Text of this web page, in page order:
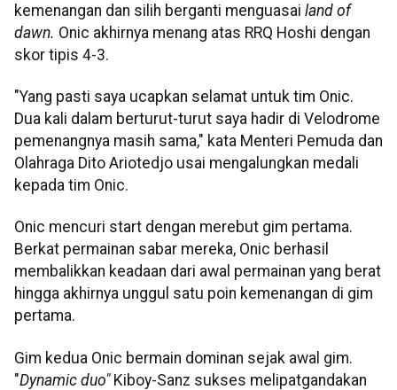
kemenangan dan silih berganti menguasai land of
dawn. Onic akhirnya menang atas RRQ Hoshi dengan
skor tipis 4-3.
"Yang pasti saya ucapkan selamat untuk tim Onic.
Dua kali dalam berturut-turut saya hadir di Velodrome
pemenangnya masih sama," kata Menteri Pemuda dan
Olahraga Dito Ariotedjo usai mengalungkan medali
kepada tim Onic.
Onic mencuri start dengan merebut gim pertama.
Berkat permainan sabar mereka, Onic berhasil
membalikkan keadaan dari awal permainan yang berat
hingga akhirnya unggul satu poin kemenangan di gim
pertama.
Gim kedua Onic bermain dominan sejak awal gim.
"Dynamic duo"Kiboy-Sanz sukses melipatgandakan